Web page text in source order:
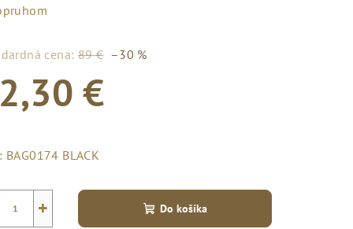
cena: 89 € –30 %
€
BAG0174 BLACK
+ Do košíka